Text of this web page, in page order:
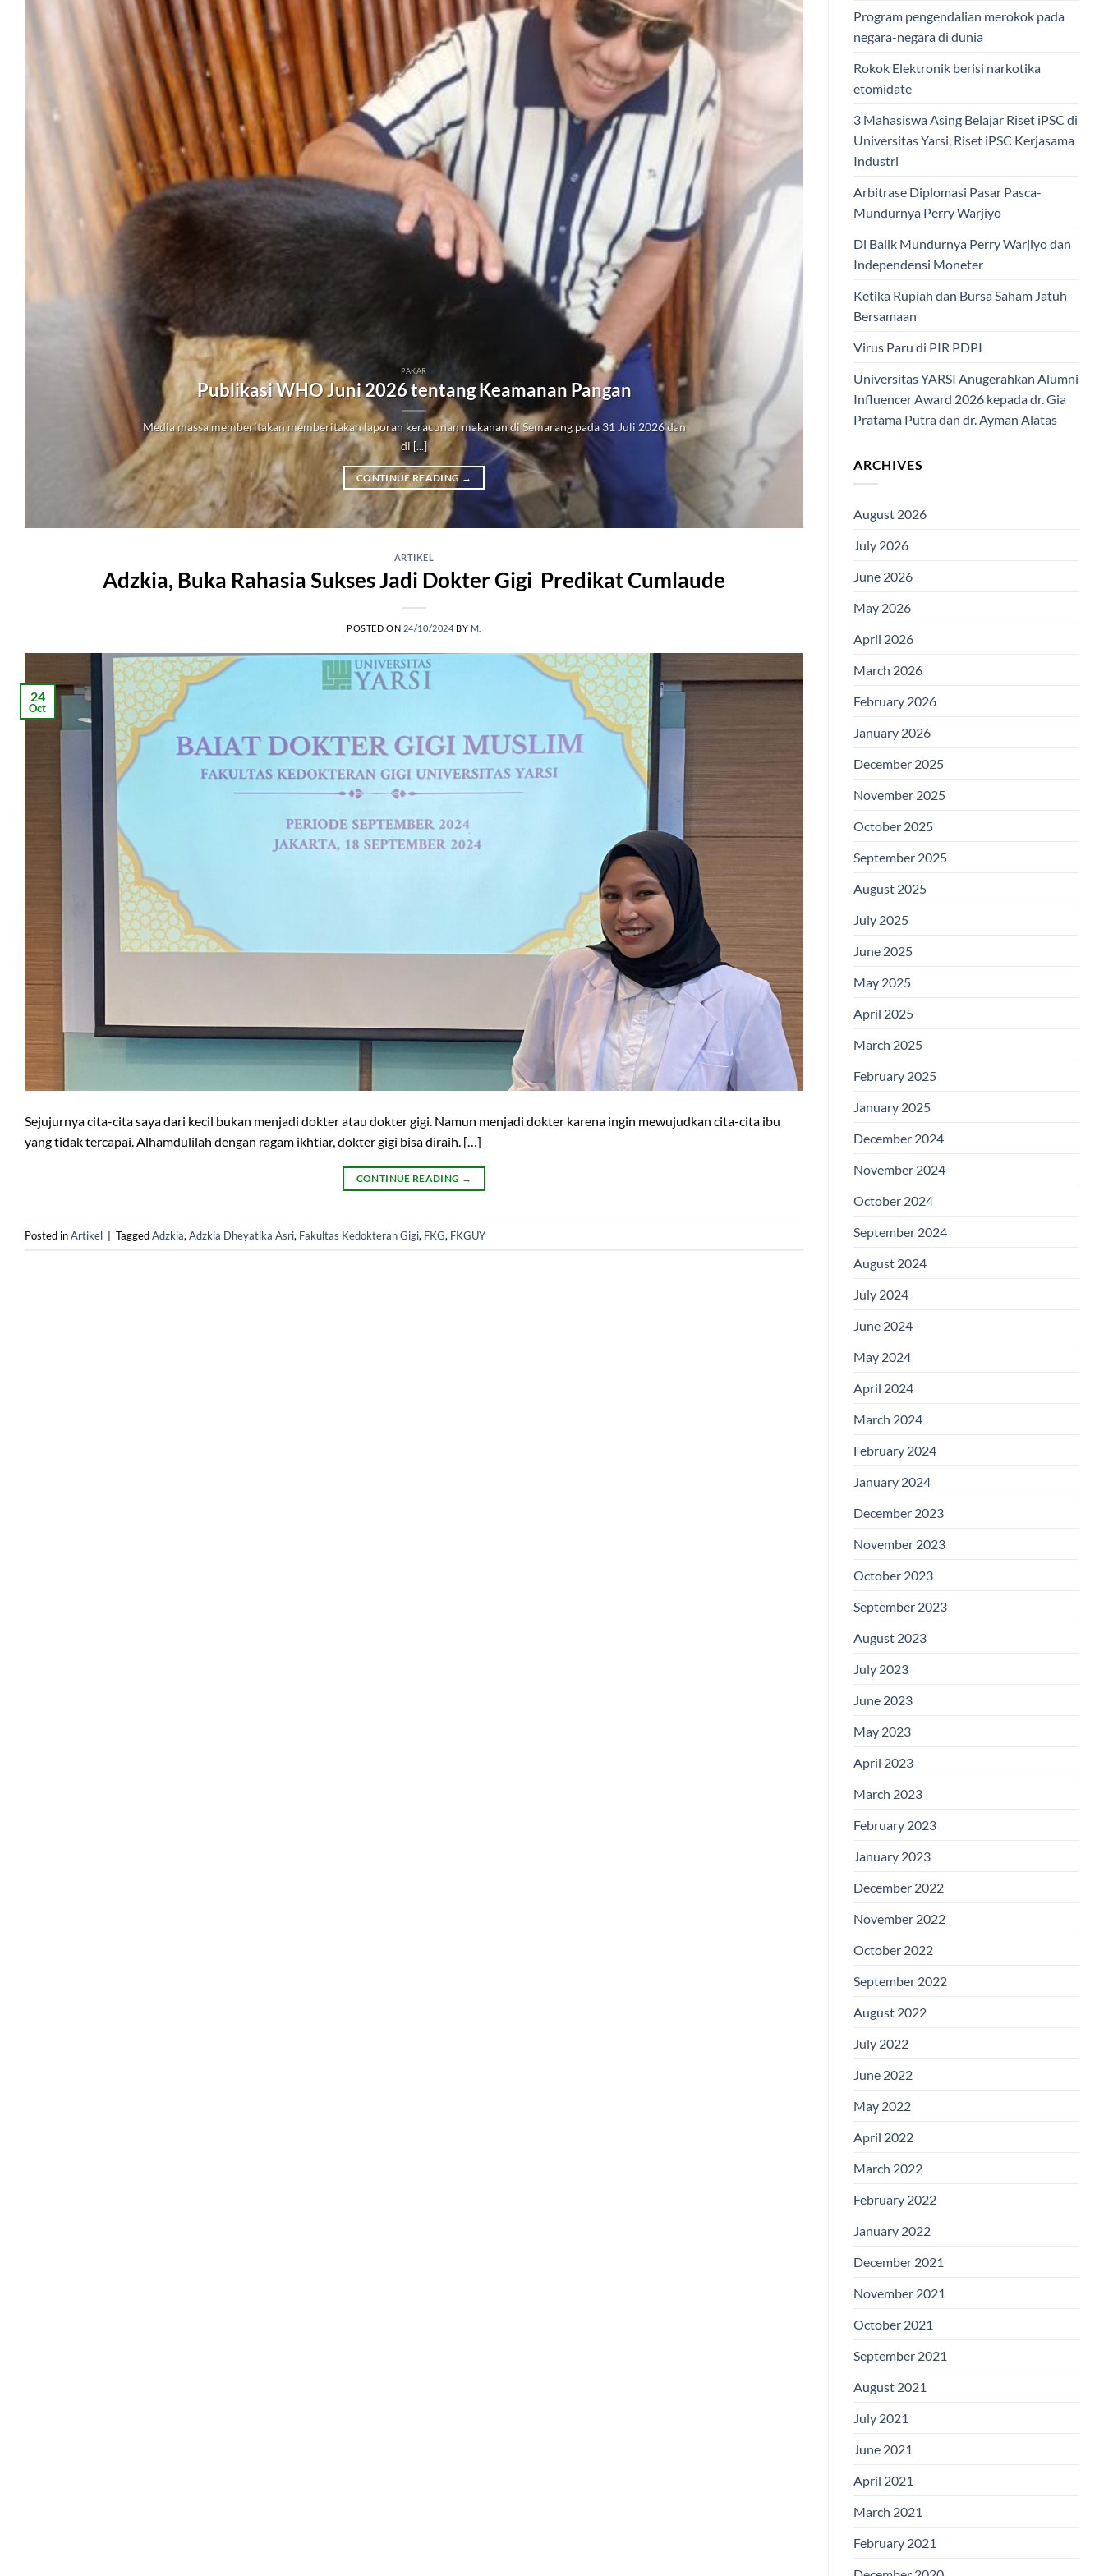
PAKAR
Publikasi WHO Juni 2026 tentang Keamanan Pangan
Media massa memberitakan memberitakan laporan keracunan makanan di Semarang pada 31 Juli 2026 dan
di [...]
CONTINUE READING →
ARTIKEL
Adzkia, Buka Rahasia Sukses Jadi Dokter Gigi Predikat Cumlaude
POSTED ON 24/10/2024 BY M.
24
Oct
Sejujurnya cita-cita saya dari kecil bukan menjadi dokter atau dokter gigi. Namun menjadi dokter karena ingin mewujudkan cita-cita ibu
yang tidak tercapai. Alhamdulilah dengan ragam ikhtiar, dokter gigi bisa diraih. […]
CONTINUE READING →
Posted inArtikel TaggedAdzkia, Adzkia Dheyatika Asri, Fakultas Kedokteran Gigi, FKG, FKGUY
Program pengendalian merokok pada
negara-negara di dunia
Rokok Elektronik berisi narkotika
etomidate
3 Mahasiswa Asing Belajar Riset iPSC di
Universitas Yarsi, Riset iPSC Kerjasama
Industri
Arbitrase Diplomasi Pasar Pasca-
Mundurnya Perry Warjiyo
Di Balik Mundurnya Perry Warjiyo dan
Independensi Moneter
Ketika Rupiah dan Bursa Saham Jatuh
Bersamaan
Virus Paru di PIR PDPI
Universitas YARSI Anugerahkan Alumni
Influencer Award 2026 kepada dr. Gia
Pratama Putra dan dr. Ayman Alatas
ARCHIVES
August 2026
July 2026
June 2026
May 2026
April 2026
March 2026
February 2026
January 2026
December 2025
November 2025
October 2025
September 2025
August 2025
July 2025
June 2025
May 2025
April 2025
March 2025
February 2025
January 2025
December 2024
November 2024
October 2024
September 2024
August 2024
July 2024
June 2024
May 2024
April 2024
March 2024
February 2024
January 2024
December 2023
November 2023
October 2023
September 2023
August 2023
July 2023
June 2023
May 2023
April 2023
March 2023
February 2023
January 2023
December 2022
November 2022
October 2022
September 2022
August 2022
July 2022
June 2022
May 2022
April 2022
March 2022
February 2022
January 2022
December 2021
November 2021
October 2021
September 2021
August 2021
July 2021
June 2021
April 2021
March 2021
February 2021